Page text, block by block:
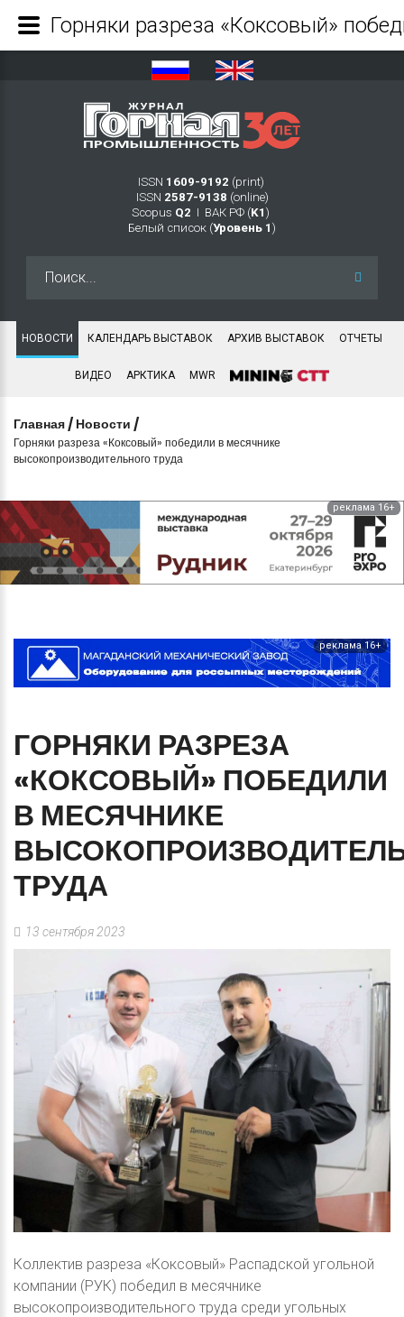
ISSN 1609-9192 (print)
ISSN 2587-9138 (online)
Scopus Q2 Ι ВАК РФ (K1 )
Белый список (Уровень 1 )
НОВОСТИ КАЛЕНДАРЬ ВЫСТАВОК АРХИВ ВЫСТАВОК ОТЧЕТЫ
ВИДЕО АРКТИКА MWR
Главная / Новости /
Горняки разреза «Коксовый» победили в месячнике
высокопроизводительного труда
реклама 16+
реклама 16+
ГОРНЯКИ РАЗРЕЗА
«КОКСОВЫЙ» ПОБЕДИЛИ
В МЕСЯЧНИКЕ
ТРУДА
13 сентября 2023
Коллектив разреза «Коксовый» Распадской угольной
компании (РУК) победил в месячнике
высокопроизводительного труда среди угольных